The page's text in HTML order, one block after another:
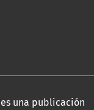
es una publicación